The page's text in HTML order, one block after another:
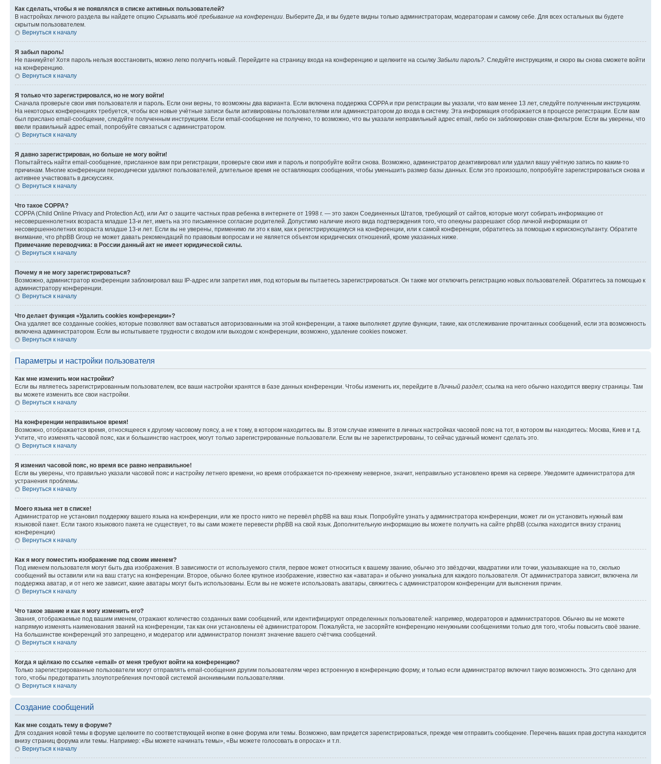
Как сделать, чтобы я не появлялся в списке активных пользователей?
В настройках личного раздела вы найдете опцию Скрывать моё пребывание на конференции . Выберите Да , и вы будете видны только администраторам, модераторам и самому себе. Для всех остальных вы будете
скрытым пользователем.
Вернуться к началу
Я забыл пароль!
Не паникуйте! Хотя пароль нельзя восстановить, можно легко получить новый. Перейдите на страницу входа на конференцию и щелкните на ссылку Забыли пароль? . Следуйте инструкциям, и скоро вы снова сможете войти
на конференцию.
Вернуться к началу
Я только что зарегистрировался, но не могу войти!
Сначала проверьте свои имя пользователя и пароль. Если они верны, то возможны два варианта. Если включена поддержка COPPA и при регистрации вы указали, что вам менее 13 лет, следуйте полученным инструкциям.
На некоторых конференциях требуется, чтобы все новые учётные записи были активированы пользователями или администратором до входа в систему. Эта информация отображается в процессе регистрации. Если вам
был прислано email-сообщение, следуйте полученным инструкциям. Если email-сообщение не получено, то возможно, что вы указали неправильный адрес email, либо он заблокирован спам-фильтром. Если вы уверены, что
ввели правильный адрес email, попробуйте связаться с администратором.
Вернуться к началу
Я давно зарегистрирован, но больше не могу войти!
Попытайтесь найти email-сообщение, присланное вам при регистрации, проверьте свои имя и пароль и попробуйте войти снова. Возможно, администратор деактивировал или удалил вашу учётную запись по каким-то
причинам. Многие конференции периодически удаляют пользователей, длительное время не оставляющих сообщения, чтобы уменьшить размер базы данных. Если это произошло, попробуйте зарегистрироваться снова и
активнее участвовать в дискуссиях.
Вернуться к началу
Что такое COPPA?
COPPA (Child Online Privacy and Protection Act), или Акт о защите частных прав ребенка в интернете от 1998 г. — это закон Соединенных Штатов, требующий от сайтов, которые могут собирать информацию от
несовершеннолетних возраста младше 13-и лет, иметь на это письменное согласие родителей. Допустимо наличие иного вида подтверждения того, что опекуны разрешают сбор личной информации от
несовершеннолетних возраста младше 13-и лет. Если вы не уверены, применимо ли это к вам, как к регистрирующемуся на конференции, или к самой конференции, обратитесь за помощью к юрисконсультанту. Обратите
внимание, что phpBB Group не может давать рекомендаций по правовым вопросам и не является объектом юридических отношений, кроме указанных ниже.
Примечание переводчика: в России данный акт не имеет юридической силы.
Вернуться к началу
Почему я не могу зарегистрироваться?
Возможно, администратор конференции заблокировал ваш IP-адрес или запретил имя, под которым вы пытаетесь зарегистрироваться. Он также мог отключить регистрацию новых пользователей. Обратитесь за помощью к
администратору конференции.
Вернуться к началу
Что делает функция «Удалить cookies конференции»?
Она удаляет все созданные cookies, которые позволяют вам оставаться авторизованными на этой конференции, а также выполняет другие функции, такие, как отслеживание прочитанных сообщений, если эта возможность
включена администратором. Если вы испытываете трудности с входом или выходом с конференции, возможно, удаление cookies поможет.
Вернуться к началу
Параметры и настройки пользователя
Как мне изменить мои настройки?
Если вы являетесь зарегистрированным пользователем, все ваши настройки хранятся в базе данных конференции. Чтобы изменить их, перейдите в Личный раздел; ссылка на него обычно находится вверху страницы. Там
вы можете изменить все свои настройки.
Вернуться к началу
На конференции неправильное время!
Возможно, отображается время, относящееся к другому часовому поясу, а не к тому, в котором находитесь вы. В этом случае измените в личных настройках часовой пояс на тот, в котором вы находитесь: Москва, Киев и т.д.
Учтите, что изменять часовой пояс, как и большинство настроек, могут только зарегистрированные пользователи. Если вы не зарегистрированы, то сейчас удачный момент сделать это.
Вернуться к началу
Я изменил часовой пояс, но время все равно неправильное!
Если вы уверены, что правильно указали часовой пояс и настройку летнего времени, но время отображается по-прежнему неверное, значит, неправильно установлено время на сервере. Уведомите администратора для
устранения проблемы.
Вернуться к началу
Моего языка нет в списке!
Администратор не установил поддержку вашего языка на конференции, или же просто никто не перевёл phpBB на ваш язык. Попробуйте узнать у администратора конференции, может ли он установить нужный вам
языковой пакет. Если такого языкового пакета не существует, то вы сами можете перевести phpBB на свой язык. Дополнительную информацию вы можете получить на сайте phpBB (ссылка находится внизу страниц
конференции)
Вернуться к началу
Как я могу поместить изображение под своим именем?
Под именем пользователя могут быть два изображения. В зависимости от используемого стиля, первое может относиться к вашему званию, обычно это звёздочки, квадратики или точки, указывающие на то, сколько
сообщений вы оставили или на ваш статус на конференции. Второе, обычно более крупное изображение, известно как «аватара» и обычно уникальна для каждого пользователя. От администратора зависит, включена ли
поддержка аватар, и от него же зависит, какие аватары могут быть использованы. Если вы не можете использовать аватары, свяжитесь с администратором конференции для выяснения причин.
Вернуться к началу
Что такое звание и как я могу изменить его?
Звания, отображаемые под вашим именем, отражают количество созданных вами сообщений, или идентифицируют определенных пользователей: например, модераторов и администраторов. Обычно вы не можете
напрямую изменять наименования званий на конференции, так как они установлены её администратором. Пожалуйста, не засоряйте конференцию ненужными сообщениями только для того, чтобы повысить своё звание.
На большинстве конференций это запрещено, и модератор или администратор понизят значение вашего счётчика сообщений.
Вернуться к началу
Когда я щёлкаю по ссылке «email» от меня требуют войти на конференцию?
Только зарегистрированные пользователи могут отправлять email-сообщения другим пользователям через встроенную в конференцию форму, и только если администратор включил такую возможность. Это сделано для
того, чтобы предотвратить злоупотребления почтовой системой анонимными пользователями.
Вернуться к началу
Создание сообщений
Как мне создать тему в форуме?
Для создания новой темы в форуме щелкните по соответствующей кнопке в окне форума или темы. Возможно, вам придется зарегистрироваться, прежде чем отправить сообщение. Перечень ваших прав доступа находится
внизу страниц форума или темы. Например: «Вы можете начинать темы», «Вы можете голосовать в опросах» и т.п.
Вернуться к началу